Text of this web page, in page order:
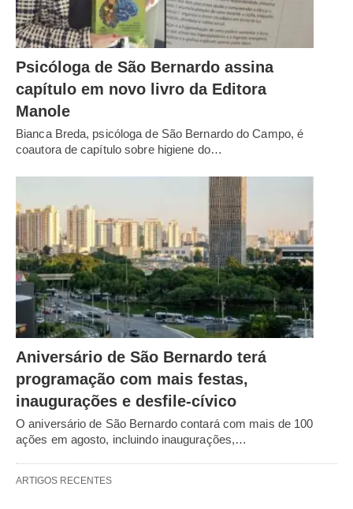
Psicóloga de São Bernardo assina
capítulo em novo livro da Editora
Manole
Bianca Breda, psicóloga de São Bernardo do Campo, é
coautora de capítulo sobre higiene do…
Aniversário de São Bernardo terá
programação com mais festas,
inaugurações e desfile-cívico
O aniversário de São Bernardo contará com mais de 100
ações em agosto, incluindo inaugurações,…
ARTIGOS RECENTES